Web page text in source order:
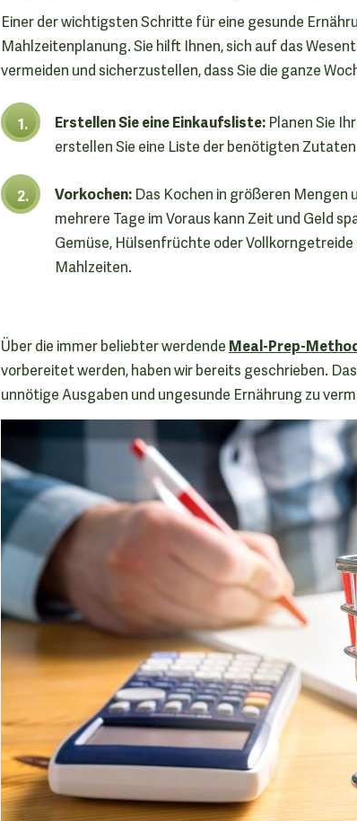
Einer der wichtigsten Schritte für eine gesunde
Mahlzeitenplanung. Sie hilft Ihnen, sich auf das
vermeiden und sicherzustellen, dass Sie die ganze
Erstellen Sie eine Einkaufsliste: Planen Sie
erstellen Sie eine Liste der benötigten
Vorkochen: Das Kochen in größeren Mengen
mehrere Tage im Voraus kann Zeit und Geld
Gemüse, Hülsenfrüchte oder
Mahlzeiten.
Über die immer beliebter werdende Meal-Prep-
vorbereitet werden, haben wir bereits geschrieben.
unnötige Ausgaben und ungesunde Ernährung zu